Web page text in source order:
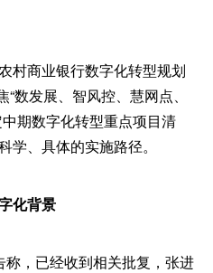
村商业银行数字化转型规划
数发展、智风控、慧网点、
期数字化转型重点项目清
学、具体的实施路径。
化背景
，已经收到相关批复，张进